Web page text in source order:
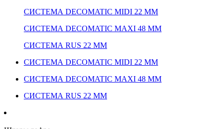
СИСТЕМА DECOMATIC MIDI 22 ММ
СИСТЕМА DECOMATIC MAXI 48 ММ
СИСТЕМА RUS 22 ММ
СИСТЕМА DECOMATIC MIDI 22 ММ
СИСТЕМА DECOMATIC MAXI 48 ММ
СИСТЕМА RUS 22 ММ